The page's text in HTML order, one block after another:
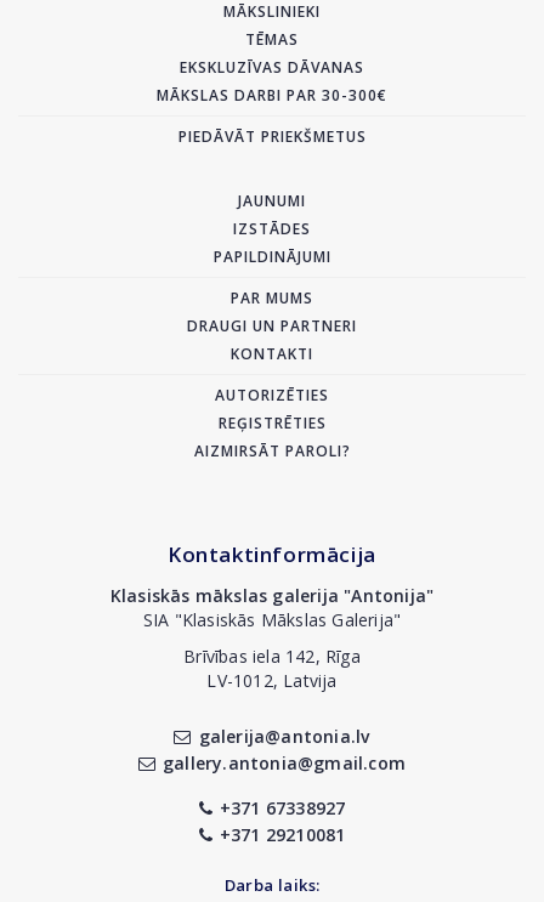
MĀKSLINIEKI
TĒMAS
EKSKLUZĪVAS DĀVANAS
MĀKSLAS DARBI PAR 30-300€
PIEDĀVĀT PRIEKŠMETUS
JAUNUMI
IZSTĀDES
PAPILDINĀJUMI
PAR MUMS
DRAUGI UN PARTNERI
KONTAKTI
AUTORIZĒTIES
REĢISTRĒTIES
AIZMIRSĀT PAROLI?
Kontaktinformācija
Klasiskās mākslas galerija "Antonija"
SIA "Klasiskās Mākslas Galerija"
Brīvības iela 142, Rīga
LV-1012, Latvija
galerija@antonia.lv
gallery.antonia@gmail.com
+371 67338927
+371 29210081
Darba laiks: